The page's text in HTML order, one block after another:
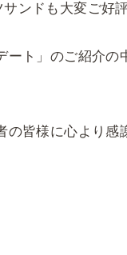
ンドも大変ご好
ト」のご紹介の
皆様に心より感